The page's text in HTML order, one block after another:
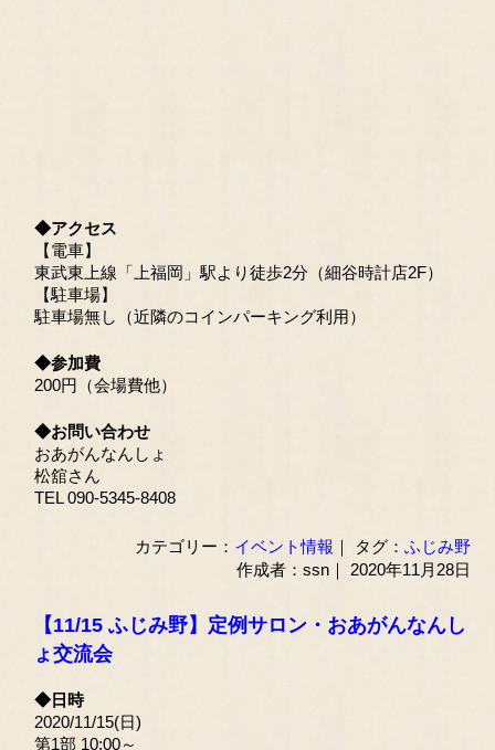
◆アクセス
【電車】
東武東上線「上福岡」駅より徒歩2分（細谷時計店2F）
【駐車場】
駐車場無し（近隣のコインパーキング利用）
◆参加費
200円（会場費他）
◆お問い合わせ
おあがんなんしょ
松舘さん
TEL 090-5345-8408
カテゴリー： イベント情報 ｜ タグ：ふじみ野
作成者：ssn｜ 2020年11月28日
【11/15 ふじみ野】定例サロン・おあがんなんし
ょ交流会
◆日時
2020/11/15(日)
第1部 10:00～